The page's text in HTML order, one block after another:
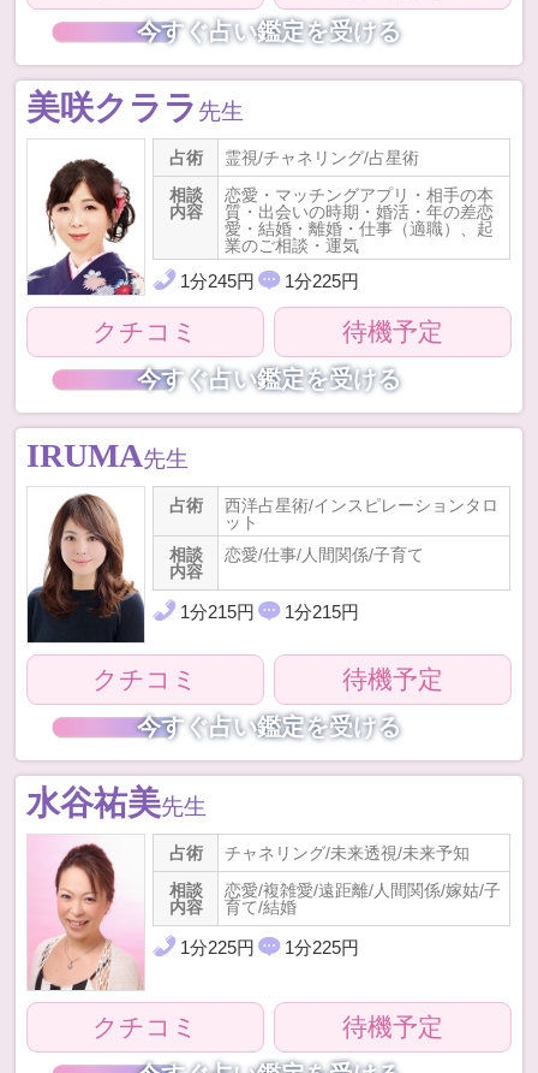
今すぐ占い鑑定を受ける
美咲クララ 先生
占術
霊視/チャネリング/占星術
相談
内容
恋愛・マッチングアプリ・相手の本
質・出会いの時期・婚活・年の差恋
愛・結婚・離婚・仕事（適職）、起
業のご相談・運気
1分245円 1分225円
クチコミ 待機予定
今すぐ占い鑑定を受ける
IRUMA先生
占術
西洋占星術/インスピレーションタロ
ット
相談
内容
恋愛/仕事/人間関係/子育て
1分215円 1分215円
クチコミ 待機予定
今すぐ占い鑑定を受ける
水谷祐美先生
占術
チャネリング/未来透視/未来予知
相談
内容
恋愛/複雑愛/遠距離/人間関係/嫁姑/子
育て/結婚
1分225円 1分225円
クチコミ 待機予定